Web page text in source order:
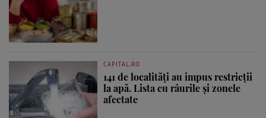
CAPITAL.RO
141 de localități au impus restricții
la apă. Lista cu râurile și zonele
afectate